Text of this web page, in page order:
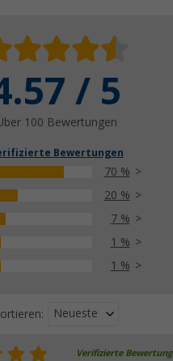
/ 5
100 Bewertungen
Bewertungen
70 %
20 %
7 %
1 %
1 %
Neueste
Verifizierte Bewertung